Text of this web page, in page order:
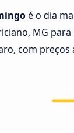
é o dia
MG para
com